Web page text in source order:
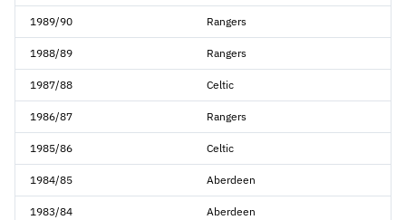
1989/90 Rangers
1988/89 Rangers
1987/88 Celtic
1986/87 Rangers
1985/86 Celtic
1984/85 Aberdeen
1983/84 Aberdeen